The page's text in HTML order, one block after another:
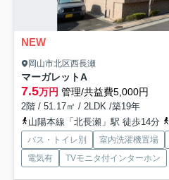
NEW
岡山市北区西長瀬
マーガレットA
7.5万円 管理/共益費5,000円
2階 / 51.17㎡ / 2LDK /築19年
山陽本線「北長瀬」駅 徒歩14分
バス・トイレ別 室内洗濯機置場
電気有
TVモニタ付インターホン